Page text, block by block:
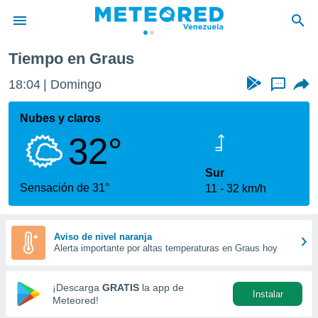
de
ha
calidad.
a este
las
y
forma
digital
basada
Tiempo en Graus
18:04 Domingo ...
Nubes y claros
32°
Sensación de 31°
Sur
11
32 km/h
Aviso de nivel naranja
Alerta importante por altas temperaturas en Graus hoy
¡Descarga GRATIS la app de
Meteored!
Instalar